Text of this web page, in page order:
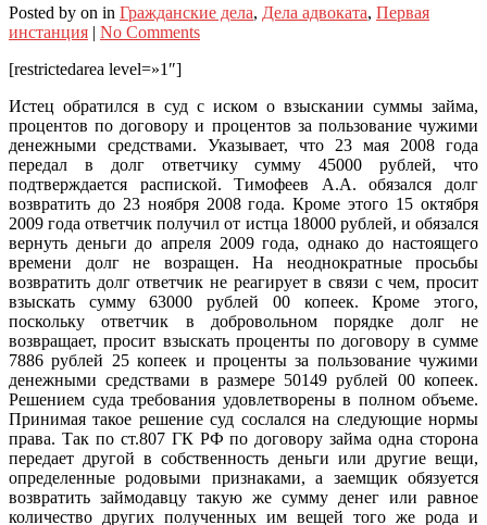
Posted by on in Гражданские дела, Дела адвоката, Первая
инстанция | No Comments
[restrictedarea level=»1″]
Истец обратился в суд с иском о взыскании суммы займа,
процентов по договору и процентов за пользование чужими
денежными средствами. Указывает, что 23 мая 2008 года
передал в долг ответчику сумму 45000 рублей, что
подтверждается распиской. Тимофеев А.А. обязался долг
возвратить до 23 ноября 2008 года. Кроме этого 15 октября
2009 года ответчик получил от истца 18000 рублей, и обязался
вернуть деньги до апреля 2009 года, однако до настоящего
времени долг не возращен. На неоднократные просьбы
возвратить долг ответчик не реагирует в связи с чем, просит
взыскать сумму 63000 рублей 00 копеек. Кроме этого,
поскольку ответчик в добровольном порядке долг не
возвращает, просит взыскать проценты по договору в сумме
7886 рублей 25 копеек и проценты за пользование чужими
денежными средствами в размере 50149 рублей 00 копеек.
Решением суда требования удовлетворены в полном объеме.
Принимая такое решение суд сослался на следующие нормы
права. Так по ст.807 ГК РФ по договору займа одна сторона
передает другой в собственность деньги или другие вещи,
определенные родовыми признаками, а заемщик обязуется
возвратить займодавцу такую же сумму денег или равное
количество других полученных им вещей того же рода и